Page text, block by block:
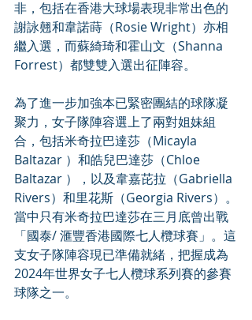
非，包括在香港大球場表現非常出色的
謝詠翹和韋諾蒔（Rosie Wright）亦相
繼入選，而蘇綺琦和霍山文（Shanna
Forrest）都雙雙入選出征陣容。
為了進一步加強本已緊密團結的球隊凝
聚力，女子隊陣容選上了兩對姐妹組
合，包括米奇拉巴達莎（Micayla
Baltazar ）和皓兒巴達莎（Chloe
Baltazar ），以及韋嘉芘拉（Gabriella
Rivers）和里花斯（Georgia Rivers）。
當中只有米奇拉巴達莎在三月底曾出戰
「國泰/ 滙豐香港國際七人欖球賽」。這
支女子隊陣容現已準備就緒，把握成為
2024年世界女子七人欖球系列賽的參賽
球隊之一。